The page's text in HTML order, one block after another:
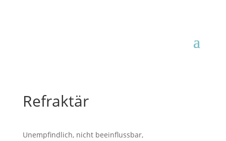
Refraktär
Unempfindlich, nicht beeinflussbar,